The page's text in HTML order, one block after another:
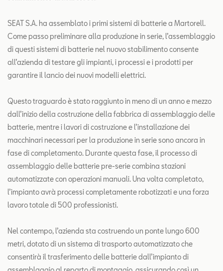
SEAT S.A. ha assemblato i primi sistemi di batterie a Martorell.
Come passo preliminare alla produzione in serie, l’assemblaggio
di questi sistemi di batterie nel nuovo stabilimento consente
all’azienda di testare gli impianti, i processi e i prodotti per
garantire il lancio dei nuovi modelli elettrici.
Questo traguardo è stato raggiunto in meno di un anno e mezzo
dall’inizio della costruzione della fabbrica di assemblaggio delle
batterie, mentre i lavori di costruzione e l’installazione dei
macchinari necessari per la produzione in serie sono ancora in
fase di completamento. Durante questa fase, il processo di
assemblaggio delle batterie pre-serie combina stazioni
automatizzate con operazioni manuali. Una volta completato,
l’impianto avrà processi completamente robotizzati e una forza
lavoro totale di 500 professionisti.
Nel contempo, l’azienda sta costruendo un ponte lungo 600
metri, dotato di un sistema di trasporto automatizzato che
consentirà il trasferimento delle batterie dall’impianto di